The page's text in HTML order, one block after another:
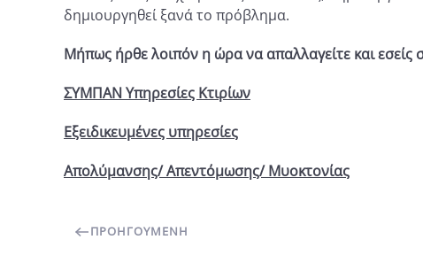
δημιουργηθεί ξανά το πρόβλημα.
Μήπως ήρθε λοιπόν η ώρα να απαλλαγείτε και εσείς
ΣΥΜΠΑΝ Υπηρεσίες Κτιρίων
Εξειδικευμένες υπηρεσίες
Απολύμανσης/ Απεντόμωσης/ Μυοκτονίας
ΠΡΟΗΓΟΎΜΕΝΗ